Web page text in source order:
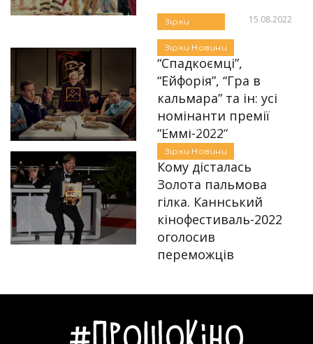
Зірки
Новини
15.08.2022
Зірки Новини
“Спадкоємці”,
“Ейфорія”, “Гра в
кальмара” та ін: усі
номінанти премії
“Еммі-2022”
Автор: Єгор Бунін
Зірки Новини
Кому дісталась
Золота пальмова
гілка. Каннський
кінофестиваль-2022
оголосив
переможців
Аліна Бондарєва